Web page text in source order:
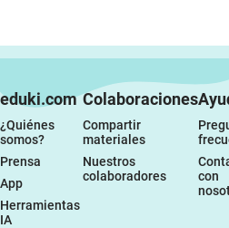
eduki.com
¿Quiénes
somos?
Prensa
App
Herramientas
IA
Colaboraciones
Compartir
materiales
Nuestros
colaboradores
con